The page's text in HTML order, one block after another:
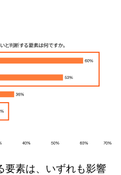
要素は、いずれも影響